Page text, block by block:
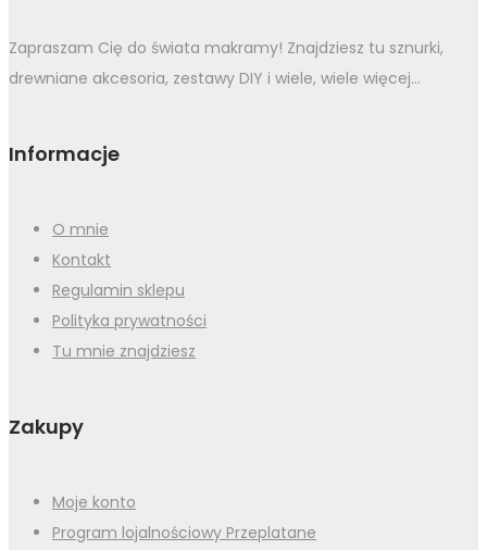
Zapraszam Cię do świata makramy! Znajdziesz tu sznurki,
drewniane akcesoria, zestawy DIY i wiele, wiele więcej...
Informacje
O mnie
Kontakt
Regulamin sklepu
Polityka prywatności
Tu mnie znajdziesz
Zakupy
Moje konto
Program lojalnościowy Przeplatane